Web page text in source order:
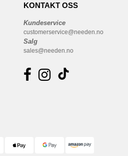
KONTAKT OSS
Kundeservice
customerservice@needen.no
Salg
sales@needen.no